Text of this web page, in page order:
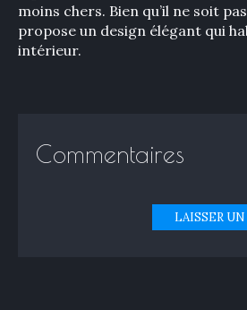
moins chers. Bien qu’il ne soit
propose un design élégant qui
intérieur.
Commentaires
LAISSER